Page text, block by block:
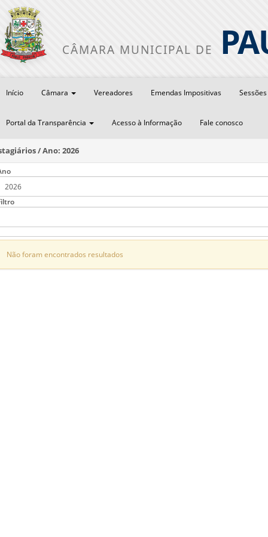
CÂMARA MUNICIPAL DE
Início Câmara Vereadores Emendas Impositivas Sessões
Portal da Transparência Acesso à Informação Fale conosco
/ Ano: 2026
Não foram encontrados resultados